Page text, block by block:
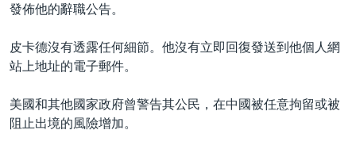
發佈他的辭職公告。
皮卡德沒有透露任何細節。他沒有立即回復發送到他個人網
站上地址的電子郵件。
美國和其他國家政府曾警告其公民，在中國被任意拘留或被
阻止出境的風險增加。